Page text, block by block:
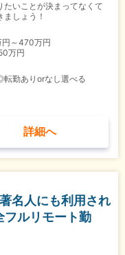
たいことが決まってなくて
しょう！
～470万円
万円
勤ありorなし選べる
詳細へ
名人にも利用され
ルリモート勤